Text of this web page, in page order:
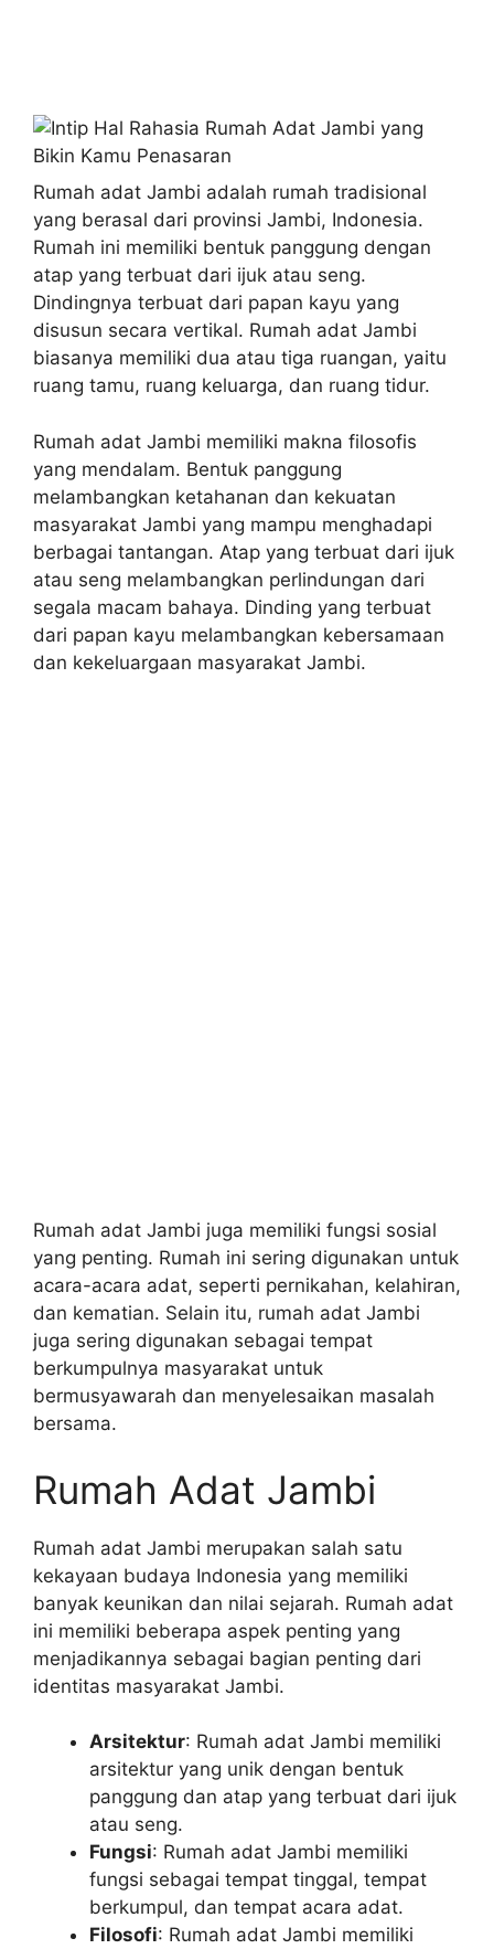
Rumah adat Jambi adalah rumah tradisional
yang berasal dari provinsi Jambi, Indonesia.
Rumah ini memiliki bentuk panggung dengan
atap yang terbuat dari ijuk atau seng.
Dindingnya terbuat dari papan kayu yang
disusun secara vertikal. Rumah adat Jambi
biasanya memiliki dua atau tiga ruangan, yaitu
ruang tamu, ruang keluarga, dan ruang tidur.
Rumah adat Jambi memiliki makna filosofis
yang mendalam. Bentuk panggung
melambangkan ketahanan dan kekuatan
masyarakat Jambi yang mampu menghadapi
berbagai tantangan. Atap yang terbuat dari ijuk
atau seng melambangkan perlindungan dari
segala macam bahaya. Dinding yang terbuat
dari papan kayu melambangkan kebersamaan
dan kekeluargaan masyarakat Jambi.
Rumah adat Jambi juga memiliki fungsi sosial
yang penting. Rumah ini sering digunakan untuk
acara-acara adat, seperti pernikahan, kelahiran,
dan kematian. Selain itu, rumah adat Jambi
juga sering digunakan sebagai tempat
berkumpulnya masyarakat untuk
bermusyawarah dan menyelesaikan masalah
bersama.
Rumah Adat Jambi
Rumah adat Jambi merupakan salah satu
kekayaan budaya Indonesia yang memiliki
banyak keunikan dan nilai sejarah. Rumah adat
ini memiliki beberapa aspek penting yang
menjadikannya sebagai bagian penting dari
identitas masyarakat Jambi.
Arsitektur: Rumah adat Jambi memiliki
arsitektur yang unik dengan bentuk
panggung dan atap yang terbuat dari ijuk
atau seng.
Fungsi: Rumah adat Jambi memiliki
fungsi sebagai tempat tinggal, tempat
berkumpul, dan tempat acara adat.
Filosofi: Rumah adat Jambi memiliki